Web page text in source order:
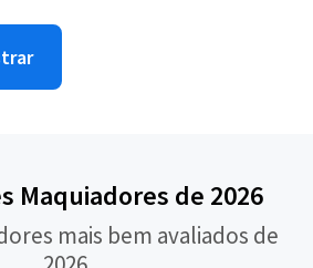
Maquiadores de 2026
mais bem avaliados de